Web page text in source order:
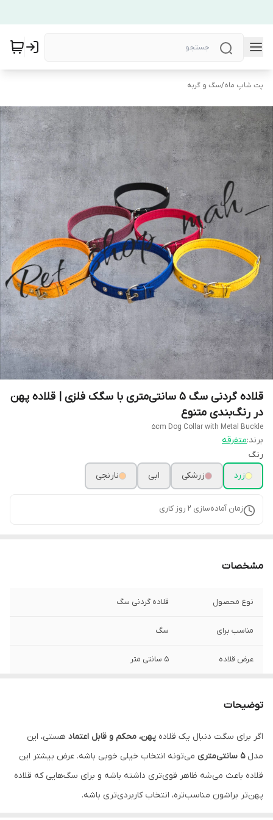
پت شاپ ماه/سگ و گربه
قلاده گردنی سگ 5 سانتی‌متری با سگک فلزی | قلاده پهن
در رنگ‌بندی متنوع
5cm Dog Collar with Metal Buckle
برند:متفرقه
رنگ
زرد
زرشکی ابی نارنجی
زمان آماده‌سازی 2 روز کاری
مشخصات
نوع محصول قلاده گردنی سگ
مناسب برای سگ
عرض قلاده 5 سانتی متر
کاربرد استفاده روزمره، پیاده‌روی، کنترل بهتر سگ
توضیحات
اگر برای سگت دنبال یک قلاده پهن، محکم و قابل اعتماد هستی، این
مدل5 سانتی‌متری
می‌تونه انتخاب خیلی خوبی باشه. عرض بیشتر این
قلاده باعث می‌شه ظاهر قوی‌تری داشته باشه و برای سگ‌هایی که قلاده
پهن‌تر براشون مناسب‌تره، انتخاب کاربردی‌تری باشه.